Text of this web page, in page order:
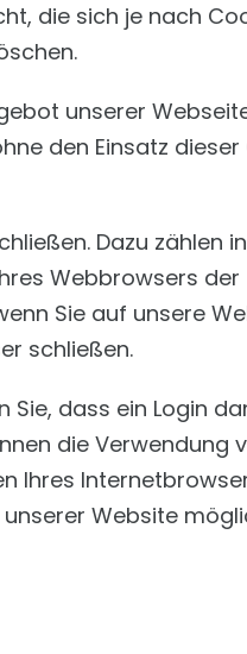
die sich je nach
unserer
den Einsatz
Dazu zählen
Webbrowsers der
Sie auf unsere
schließen.
dass ein Login
die Verwendung
Ihres
unserer Website